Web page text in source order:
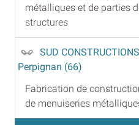
métalliques et de parties
structures
SUD
Perpignan (66)
Fabrication de
de menuiseries